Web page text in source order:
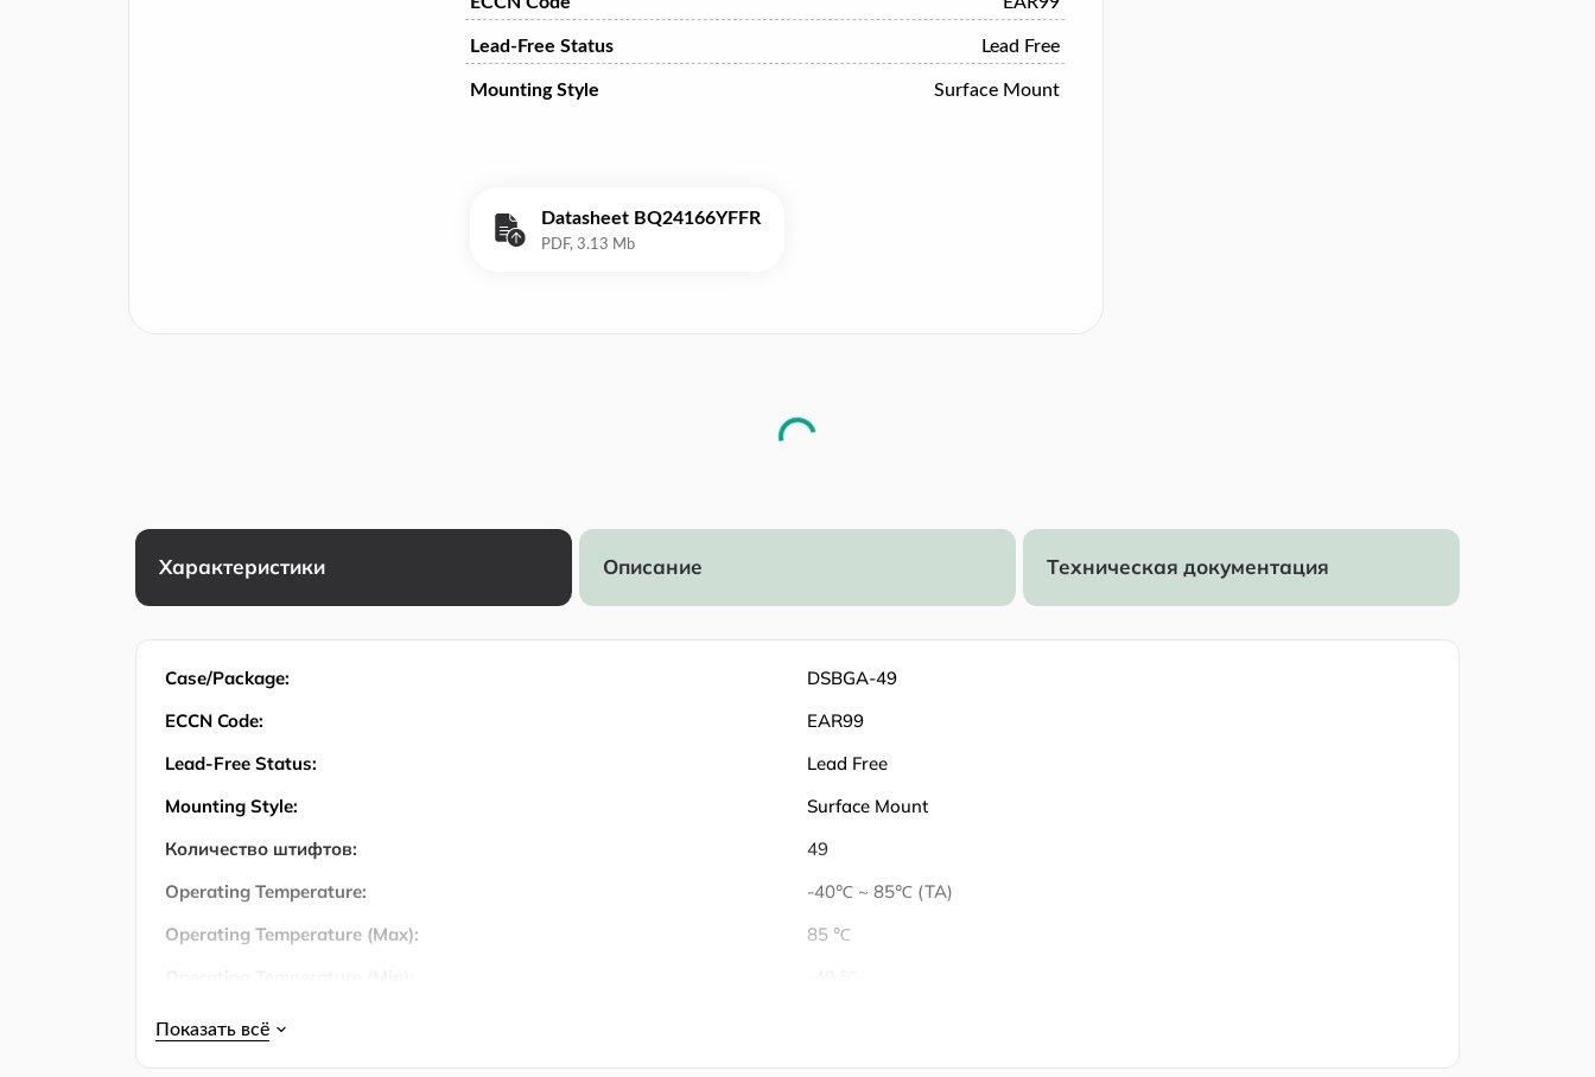
Lead-Free Status Lead Free
Mounting Style Surface Mount
Datasheet BQ24166YFFR
Характеристики Описание Техническая документация
Case/Package:
DSBGA-49
ECCN Code:
EAR99
Lead-Free Status:
Lead Free
Mounting Style:
Surface Mount
Количество штифтов:
49
Operating Temperature:
-40℃ ~ 85℃ (TA)
Operating Temperature (Max):
85 ℃
Output Current: